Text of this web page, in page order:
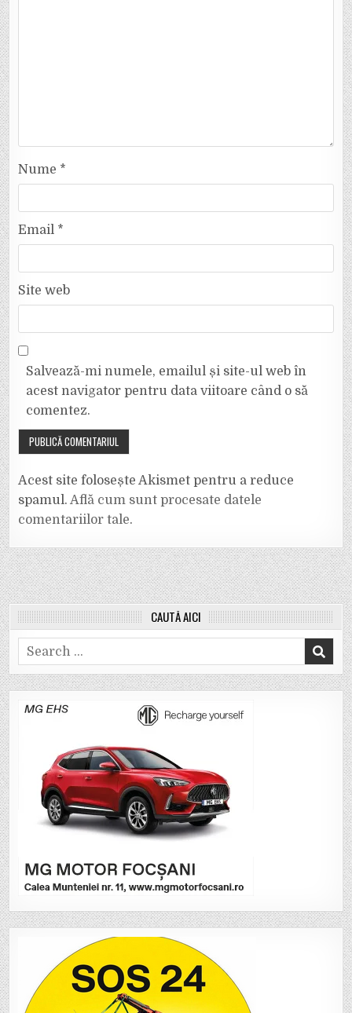
Nume *
Email *
Site web
Salvează-mi numele, emailul și site-ul web în
acest navigator pentru data viitoare când o să
comentez.
Acest site folosește Akismet pentru a reduce
spamul.Află cum sunt procesate datele
comentariilor tale.
CAUTĂ AICI
Search
for: